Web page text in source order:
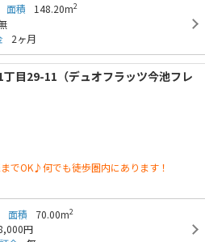
面積 148.20m2
2ヶ月
目29-11（デュオフラッツ今池フレ
でOK♪何でも徒歩圏内にあります！
面積 70.00m2
円